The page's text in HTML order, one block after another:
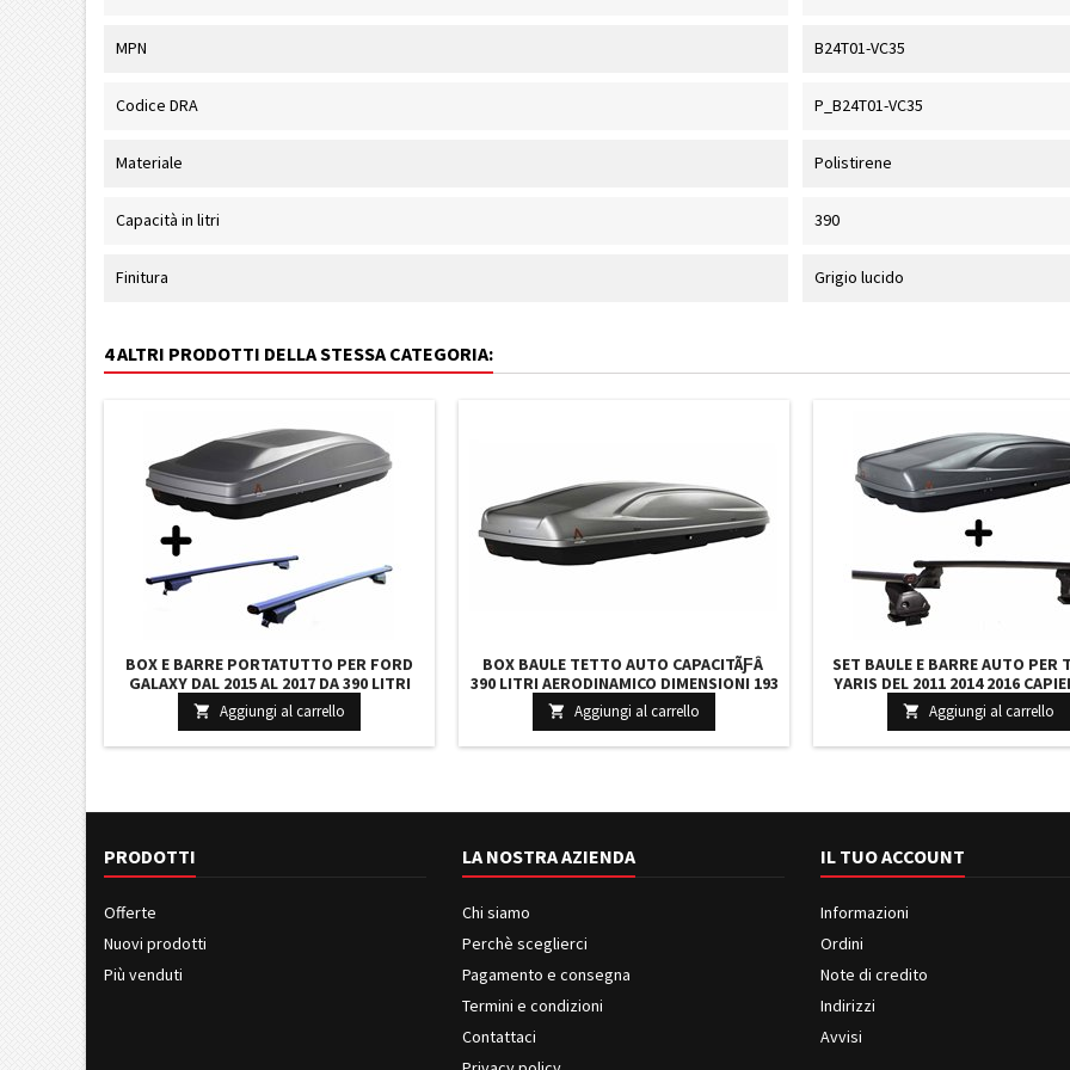
MPN B24T01-VC35
Codice DRA P_B24T01-VC35
Materiale Polistirene
Capacità in litri 390
Finitura Grigio lucido
4 ALTRI PRODOTTI DELLA STESSA CATEGORIA:
BOX E BARRE PORTATUTTO PER FORD
GALAXY DAL 2015 AL 2017 DA 390 LITRI
GRIGIO CON SERRATURA BARRE 127 CM E
KIT ATTACCHI NUOVO
 Aggiungi al carrello
BOX BAULE TETTO AUTO CAPACITÃƑÂ
390 LITRI AERODINAMICO DIMENSIONI 193
X 74 X 37 CM IN GRIGIO LUCIDO
 Aggiungi al carrello
SET BAULE E BARRE AUTO PER
YARIS DEL 2011 2014 2016
LITRI GRIGIO CON SERRATURA
CM E KIT ATTACCHI
 Aggiungi al carrello
PRODOTTI
Offerte
Nuovi prodotti
Più venduti
LA NOSTRA AZIENDA
Chi siamo
Perchè sceglierci
Pagamento e consegna
Termini e condizioni
Contattaci
IL TUO ACCOUNT
Informazioni
Ordini
Note di credito
Indirizzi
Avvisi